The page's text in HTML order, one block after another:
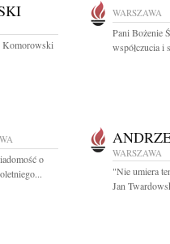
Komorowski
WARSZAWA
Pani Bożenie
współczucia i
o
WARSZAWA
"Nie umiera
Jan